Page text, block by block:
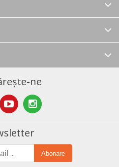
ne
Abonare